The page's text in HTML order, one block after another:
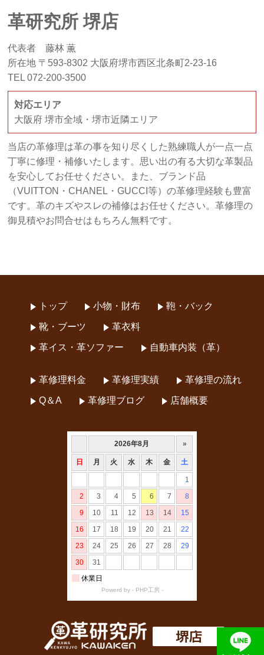
革研究所 堺店
代表者 藤林 薫
所在地 〒593-8302 大阪府堺市西区北条町2-23-16
TEL 072-200-3500
対応エリア
大阪府 堺市全域・堺市近隣エリア
当店の革修理は革の事を知り尽くした熟練職人が一点一点
丁寧に修理・補修いたします。思い出の有る大切な革製品
を安心してお任せください。また、ブランド品
（VUITTON・CHANEL・GUCCI等）の革修理経験も豊富
です。革のキズやスレの補修はお任せください。革修理の
御見積やお問合せはもちろん無料です。
トップ 小物・財布 鞄・バック
靴・ブーツ 革衣料
革イス・革ソファー 自動車内装（革）
革修理料金 革修理実績 革修理の流れ
Q＆A 革修理ブログ 店舗概要